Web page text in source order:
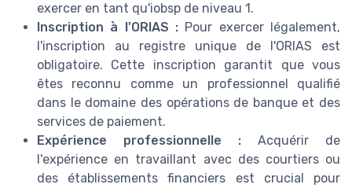
exercer en tant qu'iobsp de niveau 1.
Inscription à l'ORIAS : Pour exercer légalement,
l'inscription au registre unique de l'ORIAS est
obligatoire. Cette inscription garantit que vous
êtes reconnu comme un professionnel qualifié
dans le domaine des opérations de banque et des
services de paiement.
Expérience professionnelle : Acquérir de
l'expérience en travaillant avec des courtiers ou
des établissements financiers est crucial pour